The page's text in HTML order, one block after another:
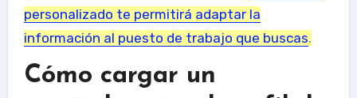
personalizado te permitirá adaptar la
información al puesto de trabajo que buscas.
Cómo cargar un